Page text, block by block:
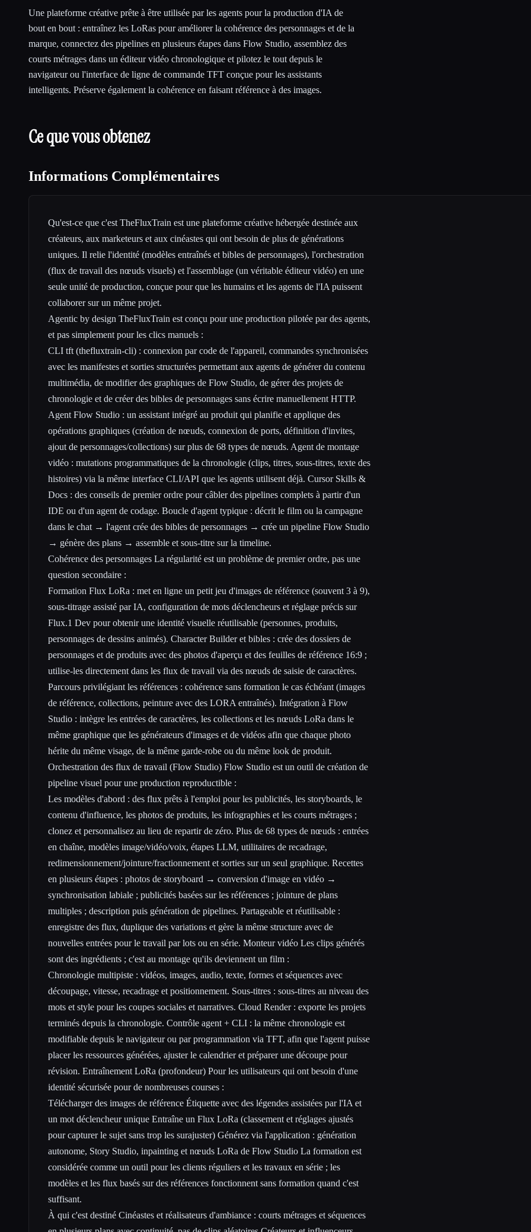
Une plateforme créative prête à être utilisée par les agents pour la production d'IA de
bout en bout : entraînez les LoRas pour améliorer la cohérence des personnages et de la
marque, connectez des pipelines en plusieurs étapes dans Flow Studio, assemblez des
courts métrages dans un éditeur vidéo chronologique et pilotez le tout depuis le
navigateur ou l'interface de ligne de commande TFT conçue pour les assistants
intelligents. Préserve également la cohérence en faisant référence à des images.
Ce que vous obtenez
Informations Complémentaires
Qu'est-ce que c'est TheFluxTrain est une plateforme créative hébergée destinée aux
créateurs, aux marketeurs et aux cinéastes qui ont besoin de plus de générations
uniques. Il relie l'identité (modèles entraînés et bibles de personnages), l'orchestration
(flux de travail des nœuds visuels) et l'assemblage (un véritable éditeur vidéo) en une
seule unité de production, conçue pour que les humains et les agents de l'IA puissent
collaborer sur un même projet.
Agentic by design TheFluxTrain est conçu pour une production pilotée par des agents,
et pas simplement pour les clics manuels :
CLI tft (thefluxtrain-cli) : connexion par code de l'appareil, commandes synchronisées
avec les manifestes et sorties structurées permettant aux agents de générer du contenu
multimédia, de modifier des graphiques de Flow Studio, de gérer des projets de
chronologie et de créer des bibles de personnages sans écrire manuellement HTTP.
Agent Flow Studio : un assistant intégré au produit qui planifie et applique des
opérations graphiques (création de nœuds, connexion de ports, définition d'invites,
ajout de personnages/collections) sur plus de 68 types de nœuds. Agent de montage
vidéo : mutations programmatiques de la chronologie (clips, titres, sous-titres, texte des
histoires) via la même interface CLI/API que les agents utilisent déjà. Cursor Skills &
Docs : des conseils de premier ordre pour câbler des pipelines complets à partir d'un
IDE ou d'un agent de codage. Boucle d'agent typique : décrit le film ou la campagne
dans le chat → l'agent crée des bibles de personnages → crée un pipeline Flow Studio
→ génère des plans → assemble et sous-titre sur la timeline.
Cohérence des personnages La régularité est un problème de premier ordre, pas une
question secondaire :
Formation Flux LoRa : met en ligne un petit jeu d'images de référence (souvent 3 à 9),
sous-titrage assisté par IA, configuration de mots déclencheurs et réglage précis sur
Flux.1 Dev pour obtenir une identité visuelle réutilisable (personnes, produits,
personnages de dessins animés). Character Builder et bibles : crée des dossiers de
personnages et de produits avec des photos d'aperçu et des feuilles de référence 16:9 ;
utilise-les directement dans les flux de travail via des nœuds de saisie de caractères.
Parcours privilégiant les références : cohérence sans formation le cas échéant (images
de référence, collections, peinture avec des LORA entraînés). Intégration à Flow
Studio : intègre les entrées de caractères, les collections et les nœuds LoRa dans le
même graphique que les générateurs d'images et de vidéos afin que chaque photo
hérite du même visage, de la même garde-robe ou du même look de produit.
Orchestration des flux de travail (Flow Studio) Flow Studio est un outil de création de
pipeline visuel pour une production reproductible :
Les modèles d'abord : des flux prêts à l'emploi pour les publicités, les storyboards, le
contenu d'influence, les photos de produits, les infographies et les courts métrages ;
clonez et personnalisez au lieu de repartir de zéro. Plus de 68 types de nœuds : entrées
en chaîne, modèles image/vidéo/voix, étapes LLM, utilitaires de recadrage,
redimensionnement/jointure/fractionnement et sorties sur un seul graphique. Recettes
en plusieurs étapes : photos de storyboard → conversion d'image en vidéo →
synchronisation labiale ; publicités basées sur les références ; jointure de plans
multiples ; description puis génération de pipelines. Partageable et réutilisable :
enregistre des flux, duplique des variations et gère la même structure avec de
nouvelles entrées pour le travail par lots ou en série. Monteur vidéo Les clips générés
sont des ingrédients ; c'est au montage qu'ils deviennent un film :
Chronologie multipiste : vidéos, images, audio, texte, formes et séquences avec
découpage, vitesse, recadrage et positionnement. Sous-titres : sous-titres au niveau des
mots et style pour les coupes sociales et narratives. Cloud Render : exporte les projets
terminés depuis la chronologie. Contrôle agent + CLI : la même chronologie est
modifiable depuis le navigateur ou par programmation via TFT, afin que l'agent puisse
placer les ressources générées, ajuster le calendrier et préparer une découpe pour
révision. Entraînement LoRa (profondeur) Pour les utilisateurs qui ont besoin d'une
identité sécurisée pour de nombreuses courses :
Télécharger des images de référence Étiquette avec des légendes assistées par l'IA et
un mot déclencheur unique Entraîne un Flux LoRa (classement et réglages ajustés
pour capturer le sujet sans trop les surajuster) Générez via l'application : génération
autonome, Story Studio, inpainting et nœuds LoRa de Flow Studio La formation est
considérée comme un outil pour les clients réguliers et les travaux en série ; les
modèles et les flux basés sur des références fonctionnent sans formation quand c'est
suffisant.
À qui c'est destiné Cinéastes et réalisateurs d'ambiance : courts métrages et séquences